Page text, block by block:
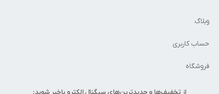
وبلاگ
حساب کاربری
فروشگاه